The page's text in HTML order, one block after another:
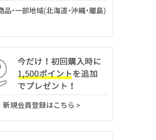
・一部地域(北海道・沖縄・離島)
新規会員登録はこちら >